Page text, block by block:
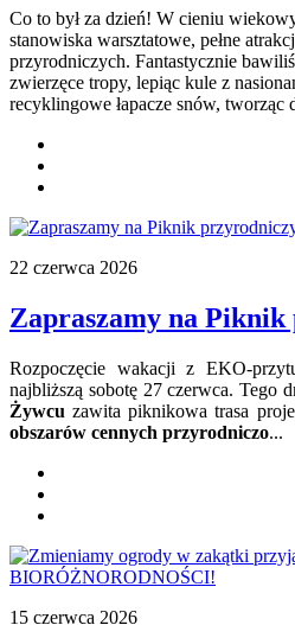
Co to był za dzień! W cieniu
stanowiska warsztatowe, pełne
przyrodniczych. Fantastycznie
zwierzęce tropy, lepiąc kule z
recyklingowe łapacze snów, tworząc
22 czerwca 2026
Zapraszamy na
Rozpoczęcie wakacji z EKO-
najbliższą sobotę 27 czerwca. Tego
Żywcu zawita piknikowa trasa
obszarów cennych przyrodniczo...
15 czerwca 2026